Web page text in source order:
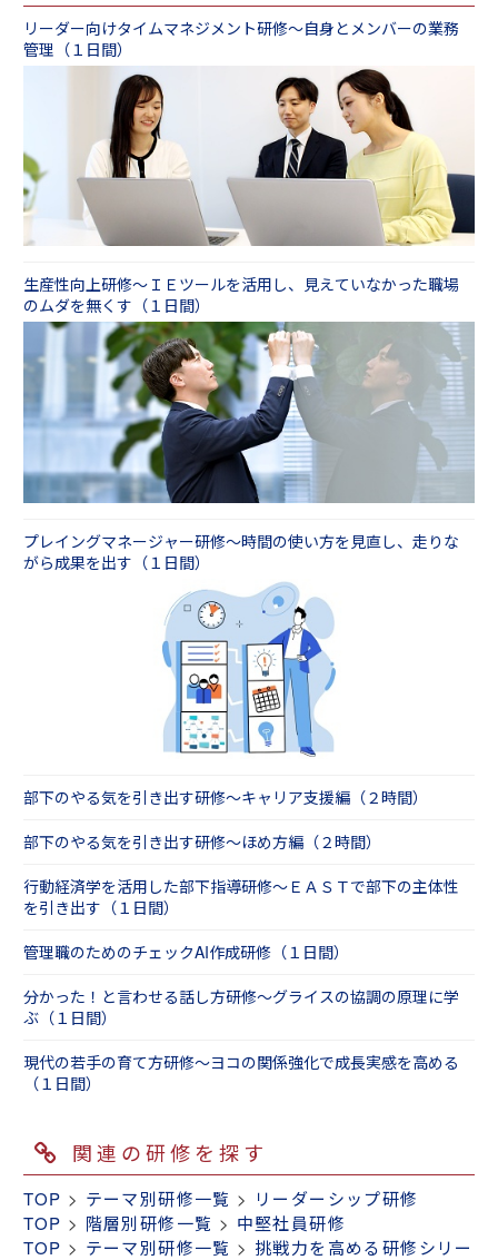
リーダー向けタイムマネジメント研修～自身とメンバーの業務
管理（１日間）
生産性向上研修～ＩＥツールを活用し、見えていなかった職場
のムダを無くす（１日間）
プレイングマネージャー研修～時間の使い方を見直し、走りな
がら成果を出す（１日間）
部下のやる気を引き出す研修～キャリア支援編（２時間）
部下のやる気を引き出す研修～ほめ方編（２時間）
行動経済学を活用した部下指導研修～ＥＡＳＴで部下の主体性
を引き出す（１日間）
管理職のためのチェックAI作成研修（１日間）
分かった！と言わせる話し方研修～グライスの協調の原理に学
ぶ（１日間）
現代の若手の育て方研修～ヨコの関係強化で成長実感を高める
（１日間）
関連の研修を探す
TOP > テーマ別研修一覧 > リーダーシップ研修
TOP > 階層別研修一覧 > 中堅社員研修
TOP > テーマ別研修一覧 > 挑戦力を高める研修シリー